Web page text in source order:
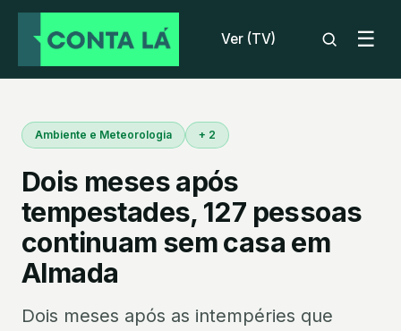
Ver (TV) ☰
Ambiente e Meteorologia + 2
Dois meses após
tempestades, 127 pessoas
continuam sem casa em
Almada
Dois meses após as intempéries que